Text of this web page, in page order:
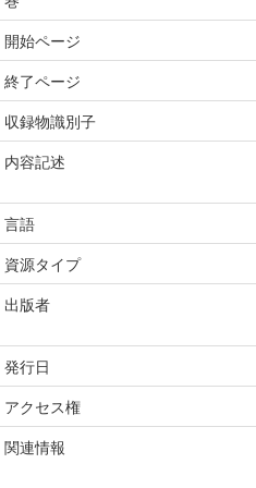
開始ページ
終了ページ
収録物識別子
内容記述
言語
資源タイプ
出版者
発行日
アクセス権
関連情報